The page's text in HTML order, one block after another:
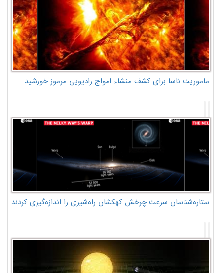
ماموریت ناسا برای کشف منشاء امواج رادیویی مرموز خورشید
ستاره‌شناسان سرعت چرخش کهکشان راه‌شیری را اندازه‌گیری کردند